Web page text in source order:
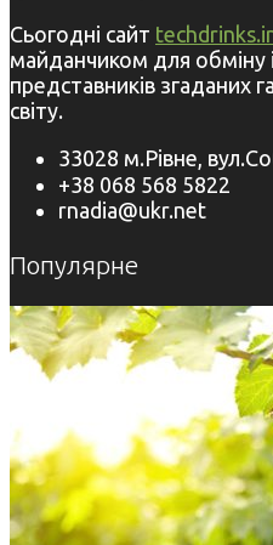
Сьогодні сайт
майданчиком для обміну
представників згаданих
світу.
33028 м.Рівне,
+38 068 568 5822
rnadia@ukr.net
Популярне